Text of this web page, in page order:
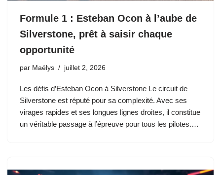
Formule 1 : Esteban Ocon à l’aube de
Silverstone, prêt à saisir chaque
opportunité
par Maëlys juillet 2, 2026
Les défis d’Esteban Ocon à Silverstone Le circuit de
Silverstone est réputé pour sa complexité. Avec ses
virages rapides et ses longues lignes droites, il constitue
un véritable passage à l’épreuve pour tous les pilotes.…